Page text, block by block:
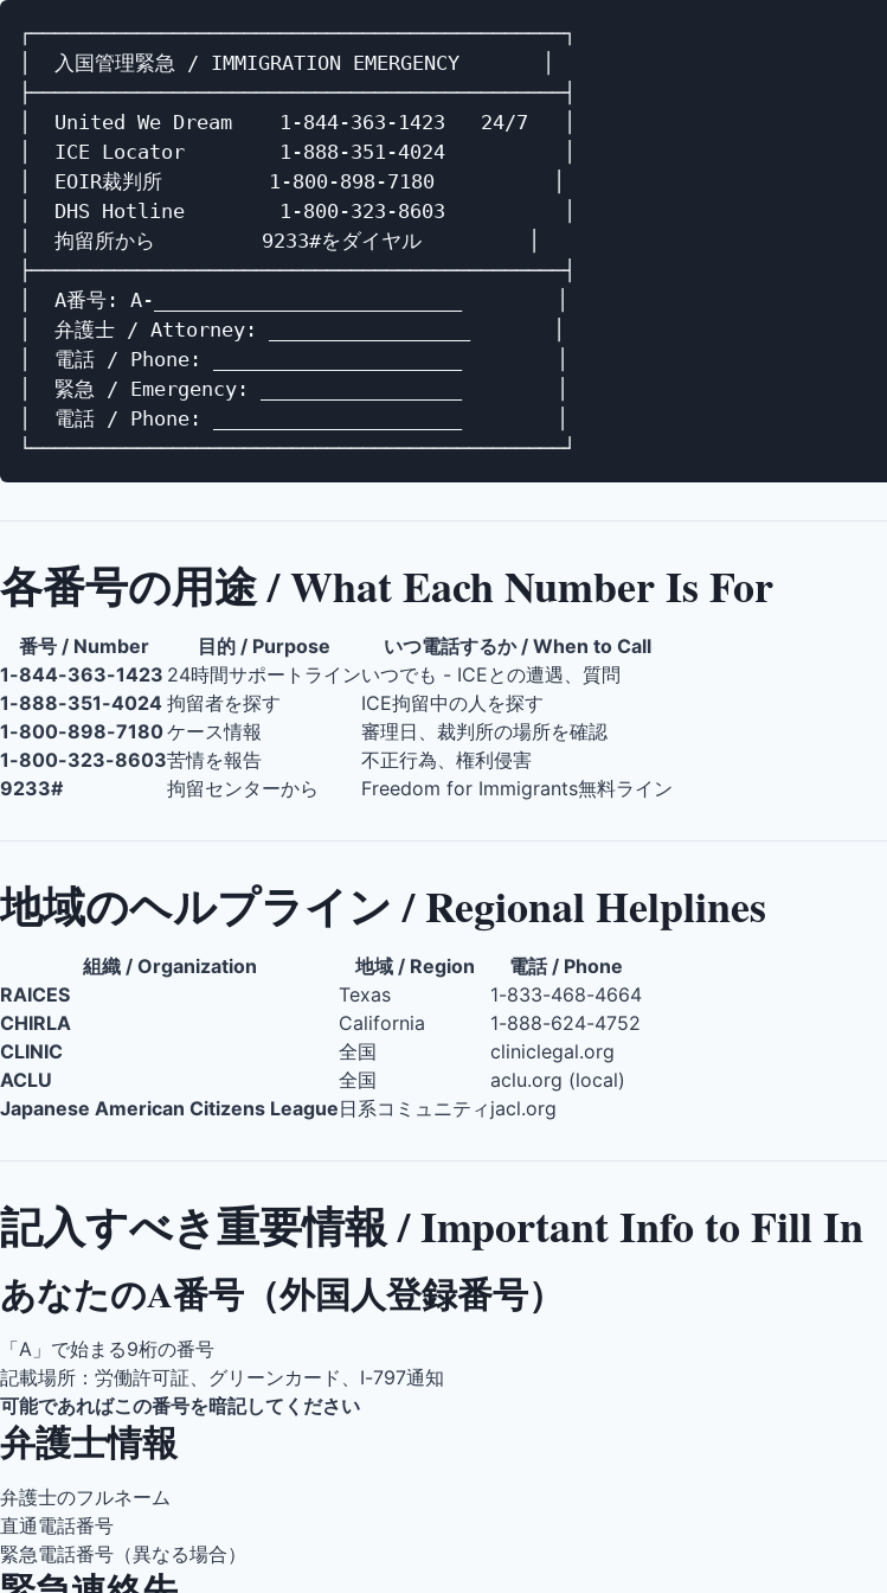
┌─────────────────────────────────────────────┐
│  入国管理緊急 / IMMIGRATION EMERGENCY       │
├─────────────────────────────────────────────┤
│  United We Dream    1-844-363-1423   24/7   │
│  ICE Locator        1-888-351-4024          │
│  EOIR裁判所         1-800-898-7180          │
│  DHS Hotline        1-800-323-8603          │
│  拘留所から         9233#をダイヤル         │
├─────────────────────────────────────────────┤
│  A番号: A-__________________________        │
│  弁護士 / Attorney: _________________       │
│  電話 / Phone: _____________________        │
│  緊急 / Emergency: _________________        │
│  電話 / Phone: _____________________        │
各番号の用途 / What Each Number Is For
番号 / Number 目的 / Purpose
いつ電話するか / When to Call
1-844-363-1423 24時間サポートラインいつでも - ICEとの遭遇、質問
1-888-351-4024 拘留者を探す
ICE拘留中の人を探す
1-800-898-7180ケース情報
審理日、裁判所の場所を確認
1-800-323-8603苦情を報告
不正行為、権利侵害
9233#
拘留センターから Freedom for Immigrants無料ライン
地域のヘルプライン / Regional Helplines
組織 / Organization 地域 / Region
電話 / Phone
RAICES
Texas
1-833-468-4664
CHIRLA
California
1-888-624-4752
CLINIC
全国
cliniclegal.org
ACLU
全国
aclu.org (local)
Japanese American Citizens League日系コミュニティ jacl.org
記入すべき重要情報 / Important Info to Fill In
あなたのA番号（外国人登録番号）
「A」で始まる9桁の番号
記載場所：労働許可証、グリーンカード、I-797通知
可能であればこの番号を暗記してください
弁護士情報
弁護士のフルネーム
直通電話番号
緊急電話番号（異なる場合）